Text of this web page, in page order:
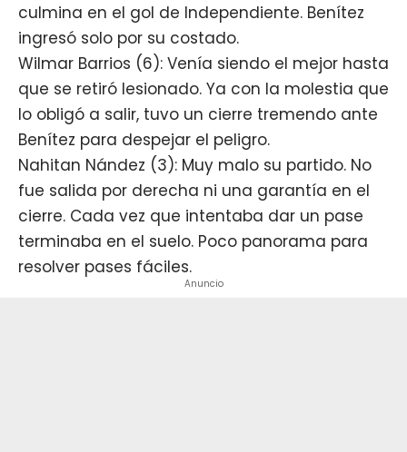
culmina en el gol de Independiente. Benítez
ingresó solo por su costado.
Wilmar Barrios (6): Venía siendo el mejor hasta
que se retiró lesionado. Ya con la molestia que
lo obligó a salir, tuvo un cierre tremendo ante
Benítez para despejar el peligro.
Nahitan Nández (3): Muy malo su partido. No
fue salida por derecha ni una garantía en el
cierre. Cada vez que intentaba dar un pase
terminaba en el suelo. Poco panorama para
resolver pases fáciles.
Anuncio